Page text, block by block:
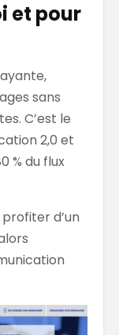
et pour
sans
C’est le
2,0 et
% du flux
d’un